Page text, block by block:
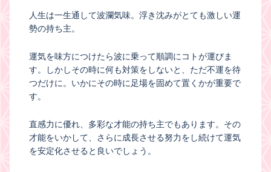
人生は一生通して波瀾気味。浮き沈みがとても激しい運
勢の持ち主。
運気を味方につけたら波に乗って順調にコトが運びま
す。しかしその時に何も対策をしないと、ただ不運を待
つだけに。いかにその時に足場を固めて置くかが重要で
す。
直感力に優れ、多彩な才能の持ち主でもあります。その
才能をいかして、さらに成長させる努力をし続けて運気
を安定化させると良いでしょう。